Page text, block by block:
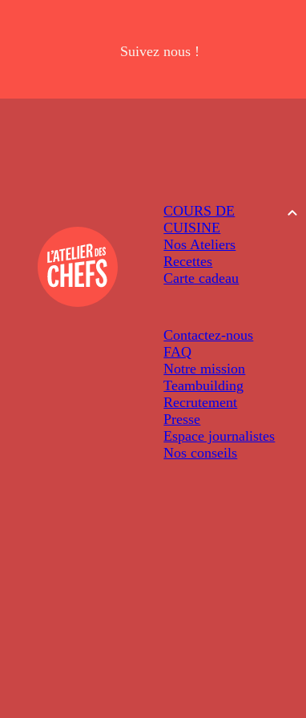
Suivez nous !
COURS DE
CUISINE
Nos Ateliers
Recettes
Carte cadeau
Contactez-nous
FAQ
Notre mission
Teambuilding
Recrutement
Presse
Espace journalistes
Nos conseils